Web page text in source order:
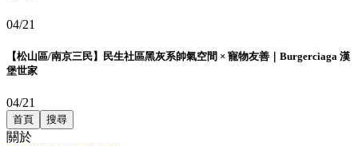
04/21
【松山區/南京三民】民生社區黑灰系帥氣空間 × 寵物友善｜Burgerciaga 漢
堡世家
04/21
首頁 搜尋
關於